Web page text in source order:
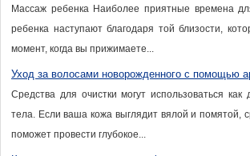
Массаж ребенка Наиболее приятные времена
ребенка наступают благодаря той близости,
момент, когда вы прижимаете...
Уход за волосами новорожденного с помощью
Средства для очистки могут использоваться
тела. Если ваша кожа выглядит вялой и помятой,
поможет провести глубокое...